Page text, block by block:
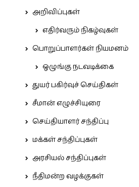
அறிவிப்புகள்
எதிர்வரும் நிகழ்வுகள்
பொறுப்பாளர்கள் நியமனம்
ஒழுங்கு நடவடிக்கை
துயர் பகிர்வுச் செய்திகள்
சீமான் எழுச்சியுரை
செய்தியாளர் சந்திப்பு
மக்கள் சந்திப்புகள்
அரசியல் சந்திப்புகள்
நீதிமன்ற வழக்குகள்